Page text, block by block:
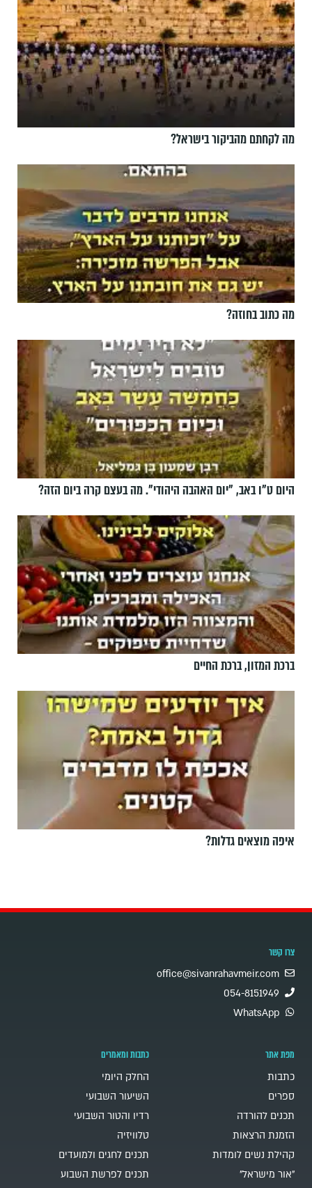
מה לקחתם מהביקור בישראל?
מה כתוב בחוזה?
היום ט"ו באב, ”יום האהבה היהודי". מה בעצם קרה ביום הזה?
ברכת המזון, ברכת החיים
איפה מוצאים גדלות?
צרו קשר
office@sivanrahavmeir.com
054-8151949
WhatsApp
מפת אתר
כתבות
ספרים
תכנים להורדה
הזמנת הרצאות
קהילת נשים לומדות
"אור מישראל"
כתבות ומאמרים
החלק היומי
השיעור השבועי
רדיו והטור השבועי
טלוויזיה
תכנים לחגים ולמועדים
תכנים לפרשת השבוע